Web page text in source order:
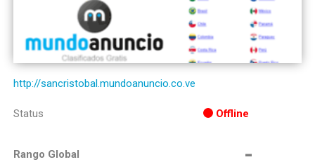
http://sancristobal.mundoanuncio.co.ve
Status Offline
Rango Global -